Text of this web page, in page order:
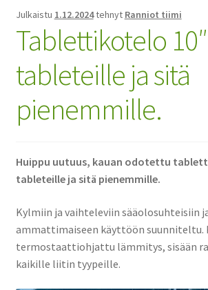
Kassa
Kauppa
Käyttöohje
Oma tili
Uuden käyttäjän verifiointi
Uutiset
Julkaistu 1.12.2024tehnyt Ranniot tiimi
Tablettikotelo 10″
tableteille ja sitä
pienemmille.
Huippu uutuus, kauan odotettu
tableteille ja sitä pienemmille.
Kylmiin ja vaihteleviin sääolosuhteisiin
ammattimaiseen käyttöön suunniteltu.
termostaattiohjattu lämmitys, sisään
kaikille liitin tyypeille.